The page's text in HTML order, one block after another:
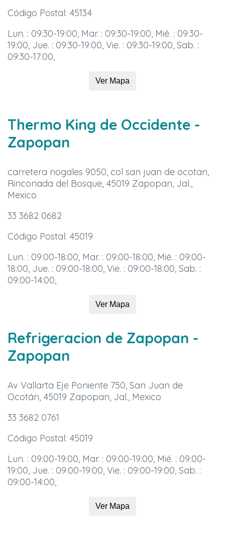
Código Postal: 45134
Lun. : 09:30-19:00, Mar. : 09:30-19:00, Mié. : 09:30-
19:00, Jue. : 09:30-19:00, Vie. : 09:30-19:00, Sab. :
09:30-17:00,
Ver Mapa
Thermo King de Occidente -
Zapopan
carretera nogales 9050, col san juan de ocotan,
Rinconada del Bosque, 45019 Zapopan, Jal.,
Mexico
33 3682 0682
Código Postal: 45019
Lun. : 09:00-18:00, Mar. : 09:00-18:00, Mié. : 09:00-
18:00, Jue. : 09:00-18:00, Vie. : 09:00-18:00, Sab. :
09:00-14:00,
Ver Mapa
Refrigeracion de Zapopan -
Zapopan
Av Vallarta Eje Poniente 750, San Juan de
Ocotán, 45019 Zapopan, Jal., Mexico
33 3682 0761
Código Postal: 45019
Lun. : 09:00-19:00, Mar. : 09:00-19:00, Mié. : 09:00-
19:00, Jue. : 09:00-19:00, Vie. : 09:00-19:00, Sab. :
09:00-14:00,
Ver Mapa